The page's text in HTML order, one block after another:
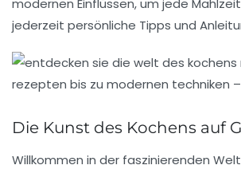
modernen Einflüssen, um jede
jederzeit persönliche Tipps und
Die Kunst des Kochens auf
Willkommen in der faszinierenden